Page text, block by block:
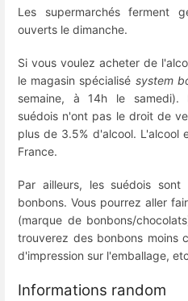
Les supermarchés ferment
ouverts le dimanche.
Si vous voulez acheter de
le magasin spécialisé system
semaine, à 14h le samedi).
suédois n'ont pas le droit de
plus de 3.5% d'alcool. L'alcool
France.
Par ailleurs, les suédois
bonbons. Vous pourrez aller
(marque de bonbons/
trouverez des bonbons moins
d'impression sur l'emballage,
Informations random